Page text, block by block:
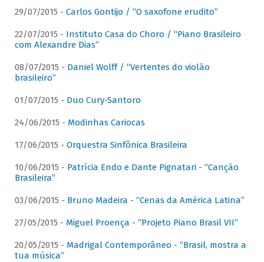
29/07/2015 - Carlos Gontijo / “O saxofone erudito”
22/07/2015 - Instituto Casa do Choro / “Piano Brasileiro
com Alexandre Dias”
08/07/2015 - Daniel Wolff / “Vertentes do violão
brasileiro”
01/07/2015 - Duo Cury-Santoro
24/06/2015 - Modinhas Cariocas
17/06/2015 - Orquestra Sinfônica Brasileira
10/06/2015 - Patrícia Endo e Dante Pignatari - “Canção
Brasileira”
03/06/2015 - Bruno Madeira - “Cenas da América Latina”
27/05/2015 - Miguel Proença - “Projeto Piano Brasil VII”
20/05/2015 - Madrigal Contemporâneo - “Brasil, mostra a
tua música”